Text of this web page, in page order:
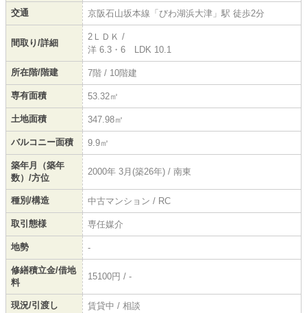
交通 京阪石山坂本線「びわ湖浜大津」駅 徒歩2分
間取り/詳細
2ＬＤＫ /
洋 6.3・6 LDK 10.1
所在階/階建 7階 / 10階建
専有面積 53.32㎡
土地面積 347.98㎡
バルコニー面積 9.9㎡
築年月（築年
数）/方位
2000年 3月(築26年) / 南東
種別/構造 中古マンション / RC
取引態様 専任媒介
地勢 -
修繕積立金/借地
料
15100円 / -
現況/引渡し 賃貸中 / 相談